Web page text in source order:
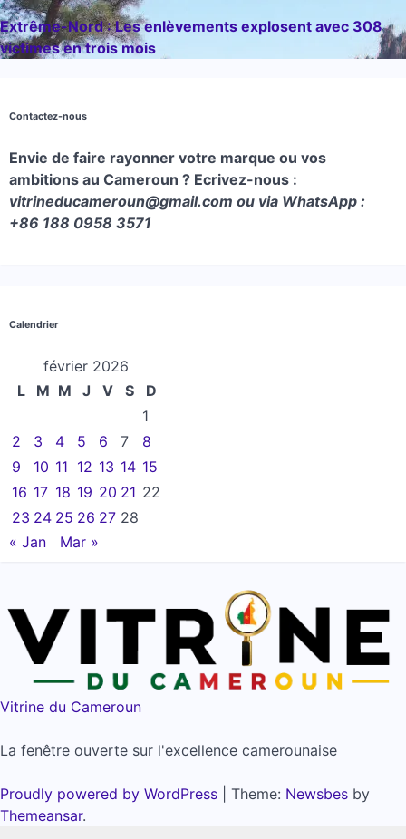
Extrême-Nord : Les enlèvements explosent avec 308
victimes en trois mois
Contactez-nous
Envie de faire rayonner votre marque ou vos
ambitions au Cameroun ? Ecrivez-nous :
vitrineducameroun@gmail.com ou via WhatsApp :
+86 188 0958 3571
Calendrier
février 2026
L
M M J V S
D
1
2
3 4 5 6 7
8
9
10 11 12 13 14 15
16 17 18 19 20 21 22
23 24 25 26 27 28
« Jan
Mar »
Vitrine du Cameroun
La fenêtre ouverte sur l'excellence camerounaise
Proudly powered by WordPress Theme: Newsbes by
Themeansar.